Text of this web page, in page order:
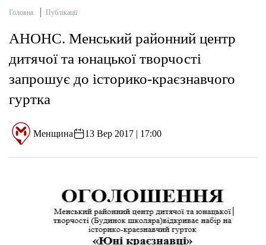
Головна Публікації
АНОНС. Менський районний центр
дитячої та юнацької творчості
запрошує до історико-краєзнавчого
гуртка
Менщина 13 Вер 2017 | 17:00